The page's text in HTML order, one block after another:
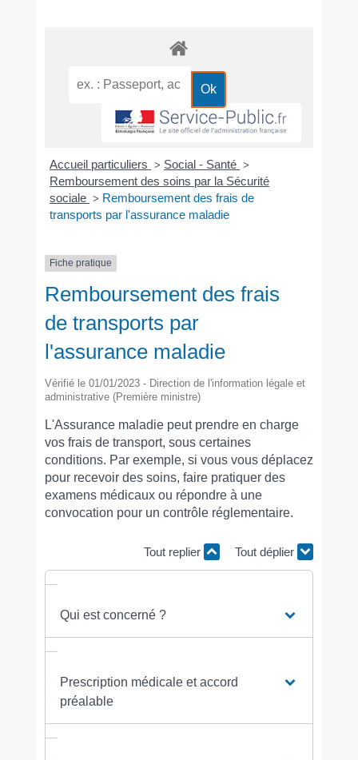
Accueil particuliers > Social - Santé >
Remboursement des soins par la Sécurité
sociale > Remboursement des frais de
transports par l'assurance maladie
Fiche pratique
Remboursement des frais
de transports par
l'assurance maladie
Vérifié le 01/01/2023 - Direction de l'information légale et
administrative (Première ministre)
L'Assurance maladie peut prendre en charge
vos frais de transport, sous certaines
conditions. Par exemple, si vous vous déplacez
pour recevoir des soins, faire pratiquer des
examens médicaux ou répondre à une
convocation pour un contrôle réglementaire.
Tout replier Tout déplier
Qui est concerné ?
Prescription médicale et accord
préalable